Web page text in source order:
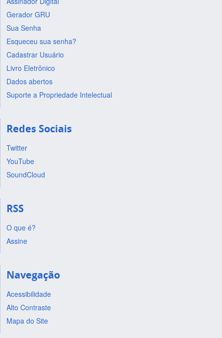
Gerador GRU
Sua Senha
Esqueceu sua senha?
Cadastrar Usuário
Livro Eletrônico
Dados abertos
Suporte a Propriedade Intelectual
Redes Sociais
Twitter
YouTube
SoundCloud
RSS
O que é?
Assine
Navegação
Acessibilidade
Alto Contraste
Mapa do Site